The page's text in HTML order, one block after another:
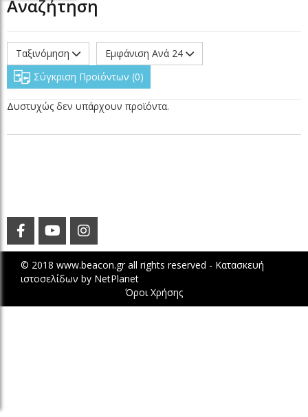
Αναζήτηση
Ταξινόμηση
Εμφάνιση Ανά 24
Σύγκριση Προϊόντων 0
Δυστυχώς δεν υπάρχουν προϊόντα.
© 2018 www.beacon.gr all rights reserved - Κατασκευή
ιστοσελίδων by NetPlanet
Όροι Χρήσης